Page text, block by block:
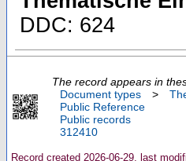
DDC: 624
The record appears in
Document types
>
Public Reference
Public records
312410
Record created 2026-06-29, last